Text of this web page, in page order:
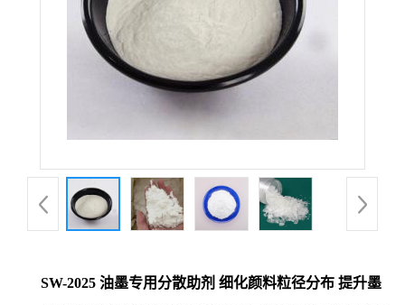
SW-2025 油墨专用分散助剂 细化颜料粒径分布 提升墨